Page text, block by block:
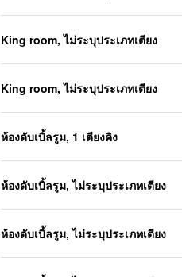
King room, ไม่ระบุประเภทเตียง
King room, ไม่ระบุประเภทเตียง
ห้องดับเบิ้ลรูม, 1 เตียงคิง
ห้องดับเบิ้ลรูม, ไม่ระบุประเภทเตียง
ห้องดับเบิ้ลรูม, ไม่ระบุประเภทเตียง